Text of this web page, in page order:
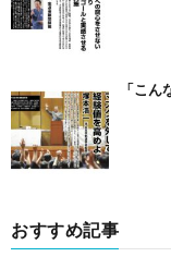
「こ
おすすめ記事